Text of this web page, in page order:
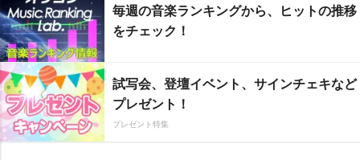
毎週の音楽ランキングから、ヒットの推移
をチェック！
試写会、登壇イベント、サインチェキなど
プレゼント！
プレゼント特集